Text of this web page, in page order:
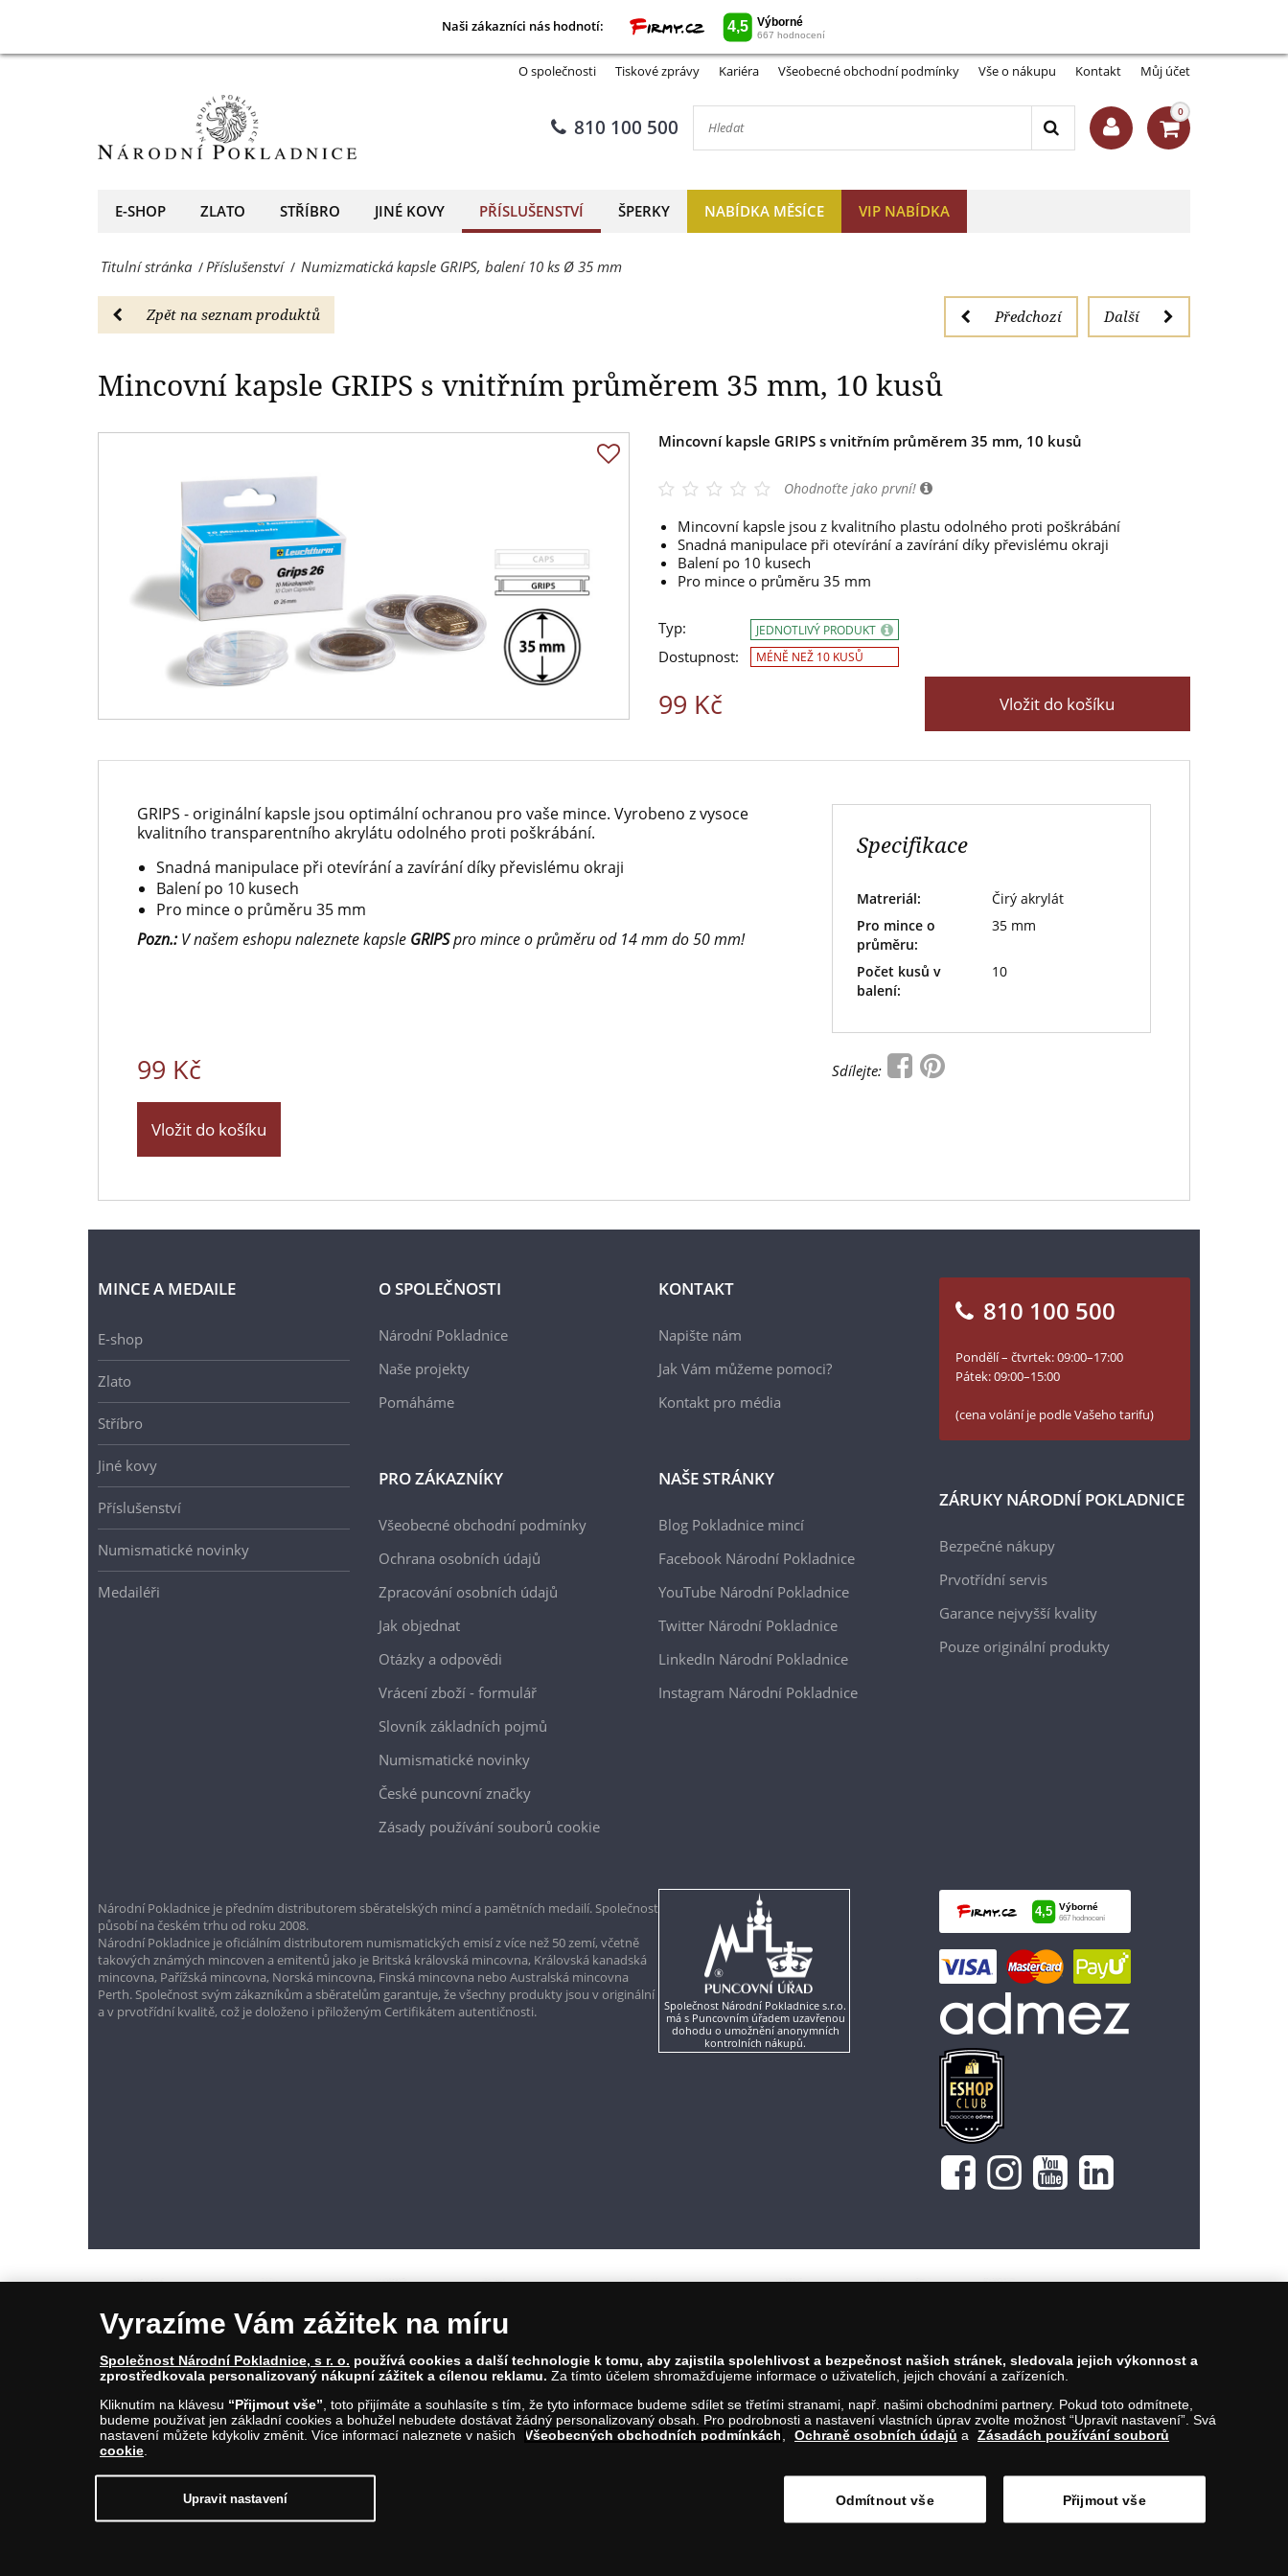
Naši zákazníci nás hodnotí:
průměrem
mm,
kusů
-
evropský
O společnosti Tiskové zprávy Kariéra Všeobecné obchodní podmínky Vše o nákupu Kontakt Můj účet
810 100 500
0
E-SHOP ZLATO STŘÍBRO JINÉ KOVY PŘÍSLUŠENSTVÍ ŠPERKY NABÍDKA MĚSÍCE VIP NABÍDKA
Titulní stránka /Příslušenství / Numizmatická kapsle GRIPS, balení 10 ks Ø 35 mm
Zpět na seznam produktů Další
Předchozí
Mincovní kapsle GRIPS s vnitřním průměrem 35 mm, 10 kusů
Mincovní kapsle GRIPS s vnitřním průměrem 35 mm, 10 kusů
Ohodnoťte jako první!
Mincovní kapsle jsou z kvalitního plastu odolného proti poškrábání
Snadná manipulace při otevírání a zavírání díky převislému okraji
Balení po 10 kusech
Pro mince o průměru 35 mm
Typ:
Dostupnost:
JEDNOTLIVÝ PRODUKT
MÉNĚ NEŽ 10 KUSŮ
99 Kč Vložit do košíku
GRIPS - originální kapsle jsou optimální ochranou pro vaše mince. Vyrobeno z vysoce
kvalitního transparentního akrylátu odolného proti poškrábání.
Snadná manipulace při otevírání a zavírání díky převislému okraji
Balení po 10 kusech
Pro mince o průměru 35 mm
Pozn.:V našem eshopu naleznete kapsle GRIPSpro mince o průměru od 14 mm do 50 mm!
99 Kč
Vložit do košíku
Specifikace
Matreriál:
Čirý akrylát
Pro mince o
průměru:
35 mm
Počet kusů v
balení:
10
Sdílejte:
Mincovní kapsle GRIPS s vnitřním průměrem 35 mm, 10 kusů
MINCE A MEDAILE
E-shop
Zlato
Stříbro
Jiné kovy
Příslušenství
Numismatické novinky
Medailéři
O SPOLEČNOSTI
Národní Pokladnice
Naše projekty
Pomáháme
PRO ZÁKAZNÍKY
Všeobecné obchodní podmínky
Ochrana osobních údajů
Zpracování osobních údajů
Jak objednat
Otázky a odpovědi
Vrácení zboží - formulář
Slovník základních pojmů
Numismatické novinky
České puncovní značky
Zásady používání souborů cookie
KONTAKT
Napište nám
Jak Vám můžeme pomoci?
Kontakt pro média
NAŠE STRÁNKY
Blog Pokladnice mincí
Facebook Národní Pokladnice
YouTube Národní Pokladnice
Twitter Národní Pokladnice
LinkedIn Národní Pokladnice
Instagram Národní Pokladnice
810 100 500
Pondělí – čtvrtek: 09:00–17:00
Pátek: 09:00–15:00
(cena volání je podle Vašeho tarifu)
ZÁRUKY NÁRODNÍ POKLADNICE
Bezpečné nákupy
Prvotřídní servis
Garance nejvyšší kvality
Pouze originální produkty
Národní Pokladnice je předním distributorem sběratelských mincí a pamětních medailí. Společnost
působí na českém trhu od roku 2008.
Národní Pokladnice je oficiálním distributorem numismatických emisí z více než 50 zemí, včetně
takových známých mincoven a emitentů jako je Britská královská mincovna, Královská kanadská
mincovna, Pařížská mincovna, Norská mincovna, Finská mincovna nebo Australská mincovna
Perth. Společnost svým zákazníkům a sběratelům garantuje, že všechny produkty jsou v originální
a v prvotřídní kvalitě, což je doloženo i přiloženým Certifikátem autentičnosti.
Společnost Národní Pokladnice s.r.o.
má s Puncovním úřadem uzavřenou
dohodu o umožnění anonymních
kontrolních nákupů.
© Copyright 2026 - Národní Pokladnice, s. r. o.; Karolinská 661/4, 186 00 Praha 8; Tel.: 810 100 500
E-mail: info@narodnipokladnice.cz, www.narodnipokladnice.cz; IČ: 28507622; DIČ: CZ28507622
Společnost zapsána v OR vedeném Městským soudem v Praze, oddíl C, vložka 146644
Upravit nastavení souborů cookie můžete
Naši zákazníci nás hodnotí:
mm,
-
Národní
Pokladnice
evropský
prodejce
Vyrazíme Vám zážitek na míru
Společnost Národní Pokladnice, s r. o. používá cookies a další technologie k tomu, aby zajistila spolehlivost a bezpečnost našich stránek, sledovala jejich výkonnost a
zprostředkovala personalizovaný nákupní zážitek a cílenou reklamu. Za tímto účelem shromažďujeme informace o uživatelích, jejich chování a zařízeních.
Kliknutím na klávesu “Přijmout vše” , toto přijímáte a souhlasíte s tím, že tyto informace budeme sdílet se třetími stranami, např. našimi obchodními partnery. Pokud toto odmítnete,
budeme používat jen základní cookies a bohužel nebudete dostávat žádný personalizovaný obsah. Pro podrobnosti a nastavení vlastních úprav zvolte možnost “Upravit nastavení”. Svá
nastavení můžete kdykoliv změnit. Více informací naleznete v našich
Všeobecných obchodních podmínkách Ochraně osobních údajů a
Zásadách používání souborů
cookie
Upravit nastavení Odmítnout vše Přijmout vše